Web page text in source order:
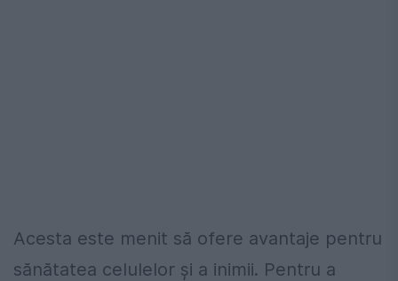
Acesta este menit să ofere avantaje pentru
sănătatea celulelor și a inimii. Pentru a